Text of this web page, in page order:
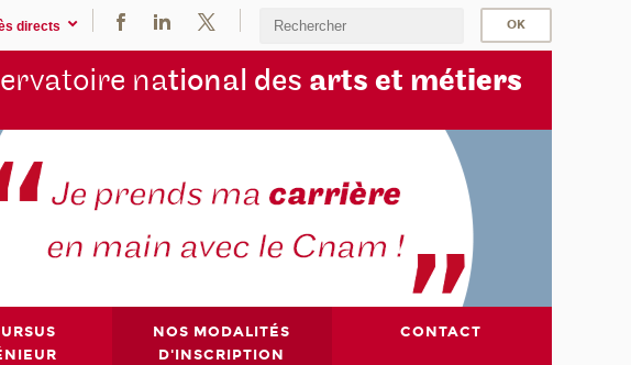
directs
national des arts et métiers
NOS MODALITÉS
D'INSCRIPTION
CONTACT